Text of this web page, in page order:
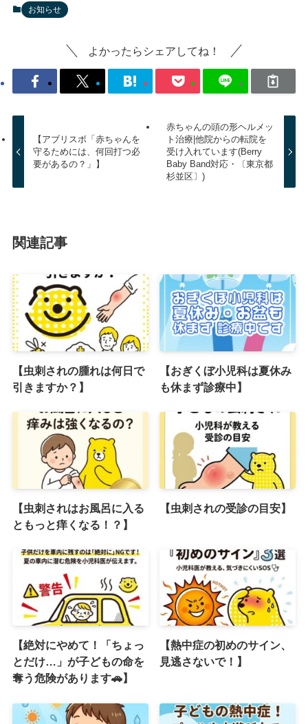
お知らせ
よかったらシェアしてね！
【アブリスボ「赤ちゃんを
守るためには、何回打つ必
要があるの？」】
赤ちゃんの頭の形ヘルメッ
ト治療|他院からの転院を
受け入れています(Berry
Baby Band対応・〔東京都
杉並区〕)
関連記事
【虫刺されの腫れは何日で
引きますか？】
【おぎくぼ小児科は夏休み
も休まず診療中】
【虫刺されはお風呂に入る
ともっと痒くなる！？】
【虫刺されの受診の目安】
【絶対にやめて！「ちょっ
とだけ…」が子どもの命を
奪う危険があります🚗】
【熱中症の初めのサイン、
見逃さないで！】